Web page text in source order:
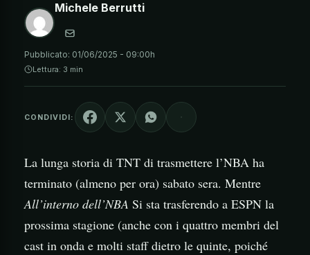
Michele Berrutti
Pubblicato: 01/06/2025 - 09:00h
Lettura: 3 min
CONDIVIDI:
La lunga storia di TNT di trasmettere l’NBA ha
terminato (almeno per ora) sabato sera. Mentre
All’interno dell’NBA Si sta trasferendo a ESPN la
prossima stagione (anche con i quattro membri del
cast in onda e molti staff dietro le quinte, poiché